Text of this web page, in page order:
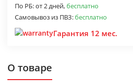
По РБ:от 2 дней,бесплатно
Самовывоз из ПВЗ:бесплатно
Гарантия 12 мес.
О товаре